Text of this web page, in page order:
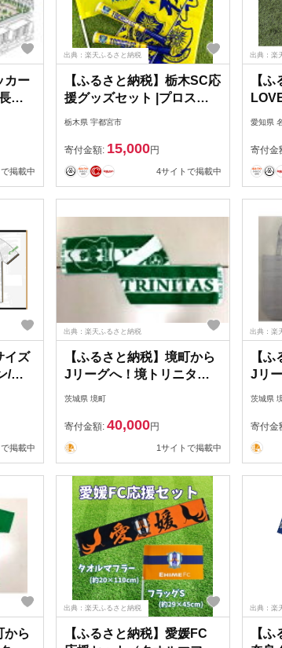
カー
野
ス
」
ガバ
ディ
せ
掲載中
出典：楽天ふるさと納税
【ふるさと納税】栃木SC応
援グッズセット |プロスポ
ーツチームグッズ
栃木県 宇都宮市
寄付金額: 15,000円
4サイトで掲載中
出典：楽
【ふ
カ
プス
事業
愛知県
寄付金
イズ
/背
ー
ユニ
ファ
送
掲載中
出典：楽天ふるさと納税
【ふるさと納税】境町から
Jリーグへ！境トリニタス
ファンクラブ会員権＆応援
茨城県 境町
寄付金額:40,000円
1サイトで掲載中
出典：楽
【
Jリ
応
茨城県
寄付金
から
出典：楽天ふるさと納税
【ふるさと納税】愛媛FC
出典：楽
【